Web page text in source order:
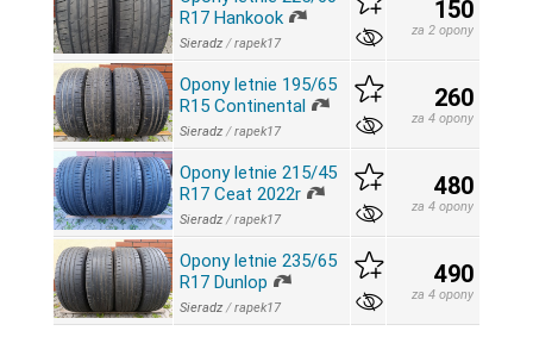
R17 Hankook
Sieradz /rapek17
150
za 2 opony
Opony letnie 195/65
R15 Continental
Sieradz /rapek17
260
za 4 opony
Opony letnie 215/45
R17 Ceat 2022r
Sieradz /rapek17
480
za 4 opony
Opony letnie 235/65
R17 Dunlop
Sieradz /rapek17
490
za 4 opony